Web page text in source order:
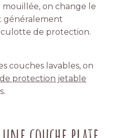
mouillée, on change le
généralement
culotte de protection.
couches lavables, on
protection jetable